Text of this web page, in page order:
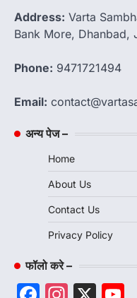
Address: Varta
Bank More, Dhanbad,
Phone: 9471721494
Email:
अन्य पेज –
Home
About Us
Contact Us
Privacy Policy
फॉलो करे –